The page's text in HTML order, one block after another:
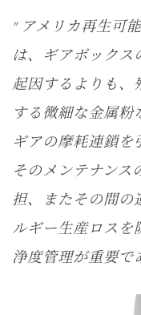
アメリカ再生可
は、ギアボック
起因するよりも、
する微細な金属
ギアの摩耗連鎖を
そのメンテナンス
担、またその間の
ルギー生産ロスを
浄度管理が重要で